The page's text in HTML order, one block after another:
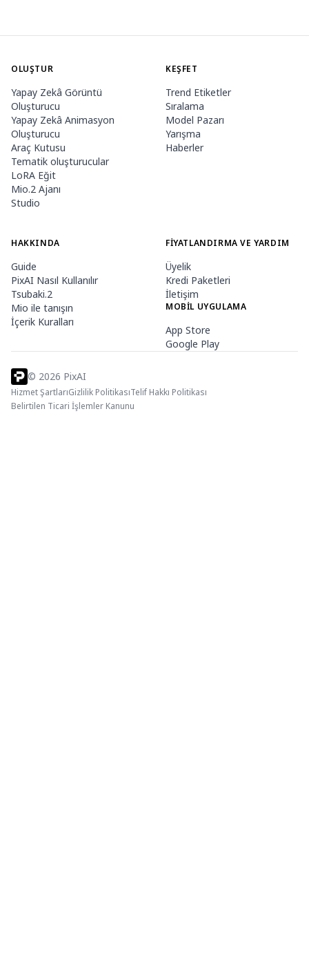
OLUŞTUR
Yapay Zekâ Görüntü
Oluşturucu
Yapay Zekâ Animasyon
Oluşturucu
Araç Kutusu
Tematik oluşturucular
LoRA Eğit
Mio.2 Ajanı
Studio
KEŞFET
Trend Etiketler
Sıralama
Model Pazarı
Yarışma
Haberler
HAKKINDA
Guide
PixAI Nasıl Kullanılır
Tsubaki.2
Mio ile tanışın
İçerik Kuralları
FIYATLANDIRMA VE YARDIM
Üyelik
Kredi Paketleri
İletişim
MOBIL UYGULAMA
App Store
Google Play
© 2026 PixAI
Hizmet ŞartlarıGizlilik PolitikasıTelif Hakkı Politikası
Belirtilen Ticari İşlemler Kanunu